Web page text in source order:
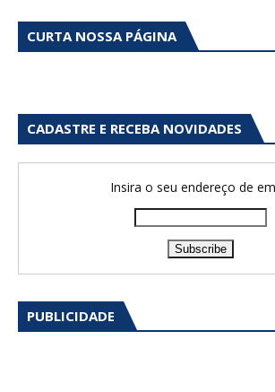
CURTA NOSSA PÁGINA
CADASTRE E RECEBA NOVIDADES
Insira o seu endereço de
PUBLICIDADE